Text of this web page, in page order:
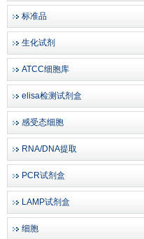
标准品
生化试剂
ATCC细胞库
elisa检测试剂盒
感受态细胞
RNA/DNA提取
PCR试剂盒
LAMP试剂盒
细胞